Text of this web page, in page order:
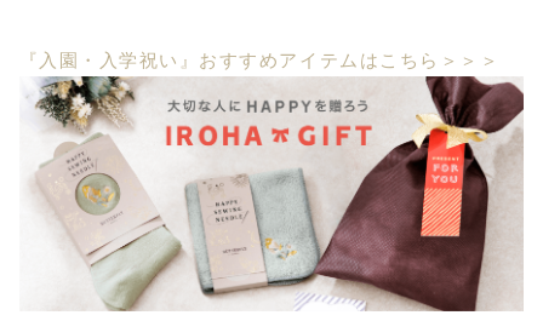
『入園・入学祝い』おすすめアイテムはこちら＞＞＞